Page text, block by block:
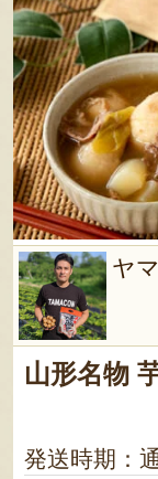
ヤ
山形名物
発送時期：